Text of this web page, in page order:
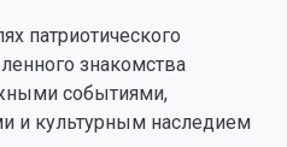
патриотического
знакомства
событиями,
и культурным наследием